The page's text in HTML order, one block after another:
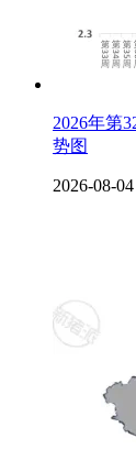
2026年第
势图
2026-08-04